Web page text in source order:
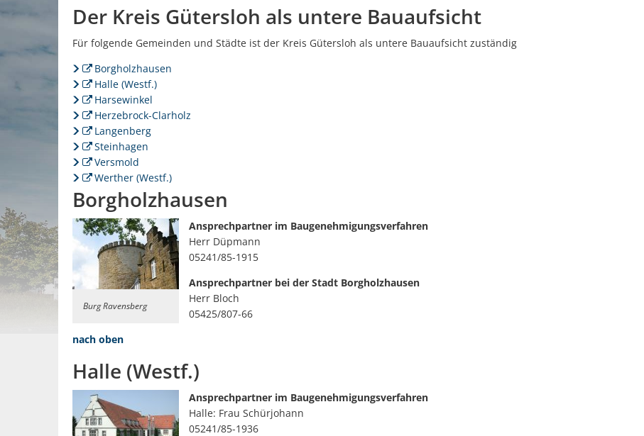
Der Kreis Gütersloh als untere Bauaufsicht
Für folgende Gemeinden und Städte ist der Kreis Gütersloh als untere Bauaufsicht zuständig
Borgholzhausen
Halle (Westf.)
Harsewinkel
Herzebrock-Clarholz
Langenberg
Steinhagen
Versmold
Werther (Westf.)
Borgholzhausen
Burg Ravensberg
Ansprechpartner im Baugenehmigungsverfahren
Herr Düpmann
05241/85-1915
Ansprechpartner bei der Stadt Borgholzhausen
Herr Bloch
05425/807-66
nach oben
Halle (Westf.)
Ansprechpartner im Baugenehmigungsverfahren
Halle: Frau Schürjohann
05241/85-1936